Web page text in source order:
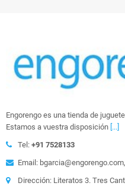
Engorengo es una tienda de
Estamos a vuestra disposición [...]
Tel: +91 7528133
Email:
Dirección: Literatos 3. Tres